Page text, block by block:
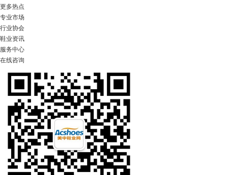
更多热点
专业市场
行业协会
鞋业资讯
服务中心
在线咨询